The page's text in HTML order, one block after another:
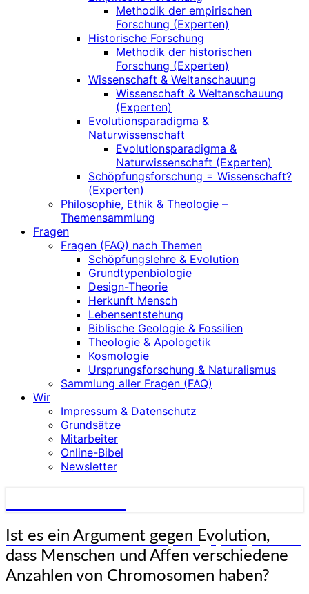
Methodik der empirischen
Forschung (Experten)
Historische Forschung
Methodik der historischen
Forschung (Experten)
Wissenschaft & Weltanschauung
Wissenschaft & Weltanschauung
(Experten)
Evolutionsparadigma &
Naturwissenschaft
Evolutionsparadigma &
Naturwissenschaft (Experten)
Schöpfungsforschung = Wissenschaft?
(Experten)
Philosophie, Ethik & Theologie –
Themensammlung
Fragen
Fragen (FAQ) nach Themen
Schöpfungslehre & Evolution
Grundtypenbiologie
Design-Theorie
Herkunft Mensch
Lebensentstehung
Biblische Geologie & Fossilien
Theologie & Apologetik
Kosmologie
Ursprungsforschung & Naturalismus
Sammlung aller Fragen (FAQ)
Wir
Impressum & Datenschutz
Grundsätze
Mitarbeiter
Online-Bibel
Newsletter
Wissenschaft aus Schöpfungsperspektive
Ist
es
ein
Argument
Ist es ein Argument gegen Evolution,
dass Menschen und Affen verschiedene
Anzahlen von Chromosomen haben?